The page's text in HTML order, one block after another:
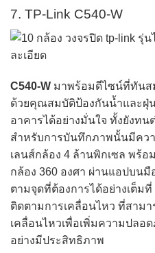
7. TP-Link C540-W
C540-W มาพร้อมดีไซน์ที่ทัน
ด้วยคุณสมบัติป้องกันน้ำและฝุ่
อาคารได้อย่างมั่นใจ ทั้งยังท
สำหรับการบันทึกภาพนั้นมีคว
เลนส์กล้อง 4 ล้านพิกเซล พร้
กล้อง 360 องศา ผ่านแอปบน
ตามจุดที่ต้องการได้อย่างเต็ม
ติดตามการเคลื่อนไหว ที่สาม
เคลื่อนไหวเพื่อเพิ่มความปลอ
อย่างมีประสิทธิภาพ